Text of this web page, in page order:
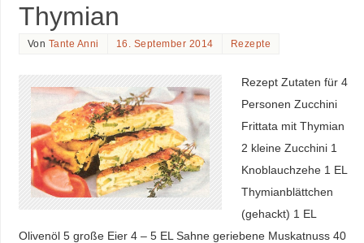
Thymian
Von Tante Anni 16. September 2014 Rezepte
Rezept Zutaten für 4
Personen Zucchini
Frittata mit Thymian
2 kleine Zucchini 1
Knoblauchzehe 1 EL
Thymianblättchen
(gehackt) 1 EL
Olivenöl 5 große Eier 4 – 5 EL Sahne geriebene Muskatnuss 40